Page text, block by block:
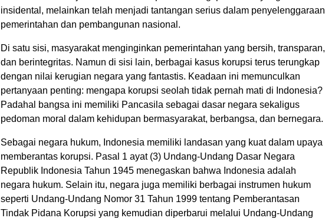
insidental, melainkan telah menjadi tantangan serius dalam penyelenggaraan
pemerintahan dan pembangunan nasional.
Di satu sisi, masyarakat menginginkan pemerintahan yang bersih, transparan,
dan berintegritas. Namun di sisi lain, berbagai kasus korupsi terus terungkap
dengan nilai kerugian negara yang fantastis. Keadaan ini memunculkan
pertanyaan penting: mengapa korupsi seolah tidak pernah mati di Indonesia?
Padahal bangsa ini memiliki Pancasila sebagai dasar negara sekaligus
pedoman moral dalam kehidupan bermasyarakat, berbangsa, dan bernegara.
Sebagai negara hukum, Indonesia memiliki landasan yang kuat dalam upaya
memberantas korupsi. Pasal 1 ayat (3) Undang-Undang Dasar Negara
Republik Indonesia Tahun 1945 menegaskan bahwa Indonesia adalah
negara hukum. Selain itu, negara juga memiliki berbagai instrumen hukum
seperti Undang-Undang Nomor 31 Tahun 1999 tentang Pemberantasan
Tindak Pidana Korupsi yang kemudian diperbarui melalui Undang-Undang